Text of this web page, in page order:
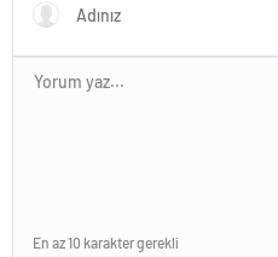
En az 10 karakter gerekli